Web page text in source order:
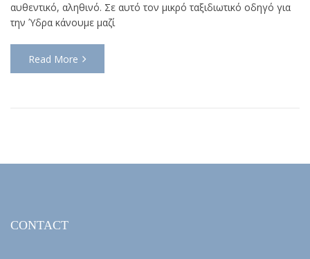
αυθεντικό, αληθινό. Σε αυτό τον μικρό ταξιδιωτικό οδηγό για
την Ύδρα κάνουμε μαζί
Read More
CONTACT